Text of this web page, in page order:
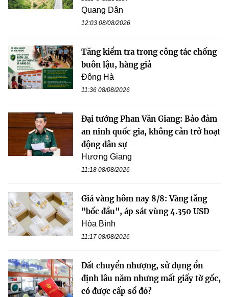
Quang Dân
12:03 08/08/2026
Tăng kiểm tra trong công tác chống
buôn lậu, hàng giả
Đông Hà
11:36 08/08/2026
Đại tướng Phan Văn Giang: Bảo đảm
an ninh quốc gia, không cản trở hoạt
động dân sự
Hương Giang
11:18 08/08/2026
Giá vàng hôm nay 8/8: Vàng tăng
"bốc đầu", áp sát vùng 4.350 USD
Hòa Bình
11:17 08/08/2026
Đất chuyển nhượng, sử dụng ổn
định lâu năm nhưng mất giấy tờ gốc,
có được cấp sổ đỏ?